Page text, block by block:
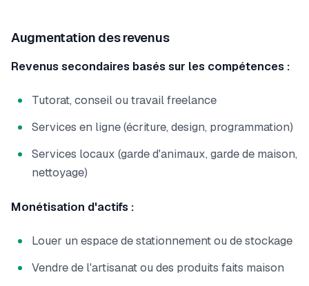
Augmentation des revenus
Revenus secondaires basés sur les compétences :
Tutorat, conseil ou travail freelance
Services en ligne (écriture, design, programmation)
Services locaux (garde d'animaux, garde de maison,
nettoyage)
Monétisation d'actifs :
Louer un espace de stationnement ou de stockage
Vendre de l'artisanat ou des produits faits maison